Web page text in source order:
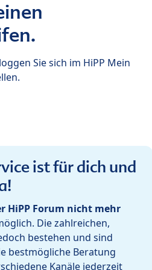
Sie sich im HiPP Mein
ist für dich und
HiPP Forum nicht mehr
Die zahlreichen,
bestehen und sind
bestmögliche Beratung
Kanäle jederzeit